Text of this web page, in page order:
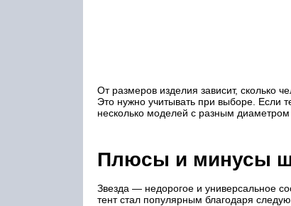
От размеров изделия зависит, сколько
Это нужно учитывать при выборе. Если
несколько моделей с разным
Плюсы и минусы
Звезда — недорогое и универсальное
тент стал популярным благодаря